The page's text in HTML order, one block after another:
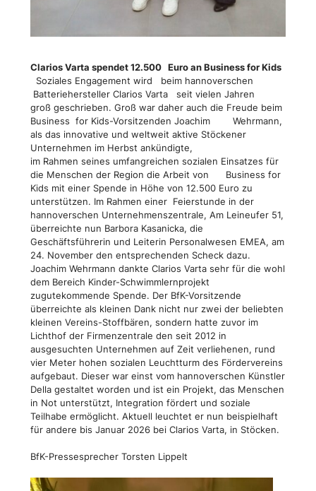
Clarios Varta spendet 12.500 Euro an Business for Kids
Soziales Engagement wird beim hannoverschen
Batteriehersteller Clarios Varta seit vielen Jahren
groß geschrieben. Groß war daher auch die Freude beim
Business for Kids-Vorsitzenden Joachim Wehrmann,
als das innovative und weltweit aktive Stöckener
Unternehmen im Herbst ankündigte,
im Rahmen seines umfangreichen sozialen Einsatzes für
die Menschen der Region die Arbeit von Business for
Kids mit einer Spende in Höhe von 12.500 Euro zu
unterstützen. Im Rahmen einer Feierstunde in der
hannoverschen Unternehmenszentrale, Am Leineufer 51,
überreichte nun Barbora Kasanicka, die
Geschäftsführerin und Leiterin Personalwesen EMEA, am
24. November den entsprechenden Scheck dazu.
Joachim Wehrmann dankte Clarios Varta sehr für die wohl
dem Bereich Kinder-Schwimmlernprojekt
zugutekommende Spende. Der BfK-Vorsitzende
überreichte als kleinen Dank nicht nur zwei der beliebten
kleinen Vereins-Stoffbären, sondern hatte zuvor im
Lichthof der Firmenzentrale den seit 2012 in
ausgesuchten Unternehmen auf Zeit verliehenen, rund
vier Meter hohen sozialen Leuchtturm des Fördervereins
aufgebaut. Dieser war einst vom hannoverschen Künstler
Della gestaltet worden und ist ein Projekt, das Menschen
in Not unterstützt, Integration fördert und soziale
Teilhabe ermöglicht. Aktuell leuchtet er nun beispielhaft
für andere bis Januar 2026 bei Clarios Varta, in Stöcken.
BfK-Pressesprecher Torsten Lippelt